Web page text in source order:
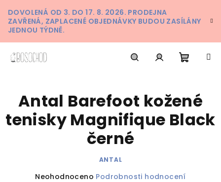
na
obsah
DOVOLENÁ OD 3. DO 17. 8. 2026. PRODEJNA
ZAVŘENÁ, ZAPLACENÉ OBJEDNÁVKY BUDOU ZASÍLÁNY
JEDNOU TÝDNĚ.
košík
Antal Barefoot kožené
tenisky Magnifique Black
černé
ANTAL
Průměrné
Neohodnoceno Podrobnosti hodnocení